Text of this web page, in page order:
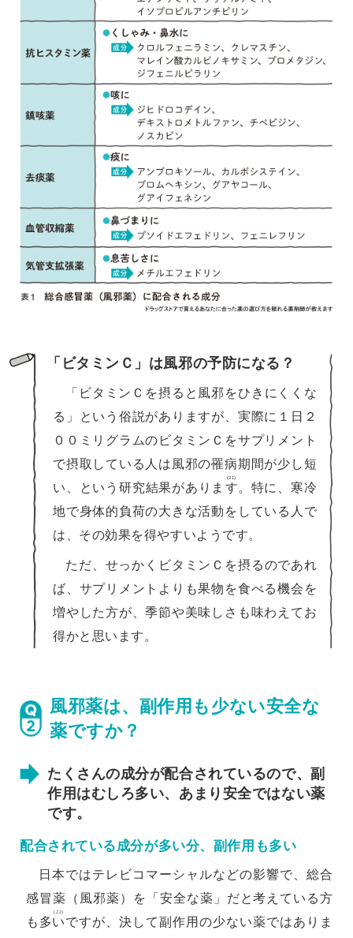
「ビタミンＣ」は風邪の予防になる？
「ビタミンＣを摂ると風邪をひきにくくな
る」という俗説がありますが、実際に１日２
００ミリグラムのビタミンＣをサプリメント
で摂取している人は風邪の罹病期間が少し短
い、という研究結果がありま す
(21)
。特に、寒冷
地で身体的負荷の大きな活動をしている人で
は、その効果を得やすいようです。
ただ、せっかくビタミンＣを摂るのであれ
ば、サプリメントよりも果物を食べる機会を
増やした方が、季節や美味しさも味わえてお
得かと思います。
風邪薬は、副作用も少ない安全な
薬ですか？
たくさんの成分が配合されているので、副
作用はむしろ多い、あまり安全ではない薬
です。
配合されている成分が多い分、副作用も多い
日本ではテレビコマーシャルなどの影響で、総合
感冒薬（風邪薬）を「安全な薬」だと考えている方
も多い
(22)
ですが、決して副作用の少ない薬ではありま